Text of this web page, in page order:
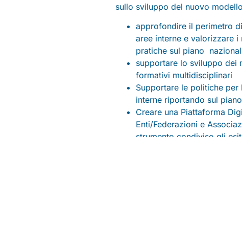
sullo sviluppo del nuovo
approfondire il perimetro
aree interne e valorizzare
pratiche sul piano
supportare lo sviluppo dei
formativi multidisciplinari
Supportare le politiche
interne riportando sul
Creare una Piattaforma
Enti/Federazioni e
strumento condiviso gli